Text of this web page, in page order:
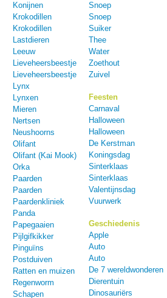
Konijnen
Krokodillen
Krokodillen
Lastdieren
Leeuw
Lieveheersbeestje
Lieveheersbeestje
Lynx
Lynxen
Mieren
Nertsen
Neushoorns
Olifant
Olifant (Kai Mook)
Orka
Paarden
Paarden
Paardenkliniek
Panda
Papegaaien
Pijlgifkikker
Pinguïns
Postduiven
Ratten en muizen
Regenworm
Schapen
Snoep
Snoep
Suiker
Thee
Water
Zoethout
Zuivel
Feesten
Carnaval
Halloween
Halloween
De Kerstman
Koningsdag
Sinterklaas
Sinterklaas
Valentijnsdag
Vuurwerk
Geschiedenis
Apple
Auto
Auto
De 7 wereldwonderen
Dierentuin
Dinosauriërs